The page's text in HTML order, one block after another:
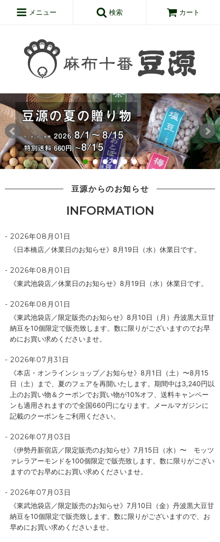
メニュー 検索 カート
豆源からのお知らせ
INFORMATION
2026年08月01日
《日本橋店／休業日のお知らせ》8月19日（水）休業日です。
2026年08月01日
《東武池袋店／休業日のお知らせ》8月19日（水）休業日です。
2026年08月01日
《東武池袋店／限定販売のお知らせ》8月10日（月）丹波黒大豆甘
納豆を10個限定で販売致します。数に限りがございますのでお早
めにお買い求めくださいませ。
2026年07月31日
《本店・オンラインショップ／お知らせ》8月1日（土）〜8月15
日（土）まで、夏のフェアを再開いたします。期間中は3,240円以
上のお買い物＆クーポンでお買い物が10%オフ、送料キャンペー
ンも適用されますので全国660円になります。メールマガジンに
記載のクーポンをご利用ください。
2026年07月03日
《伊勢丹新宿店／限定販売のお知らせ》7月15日（水）〜 モッツ
ァレラアーモンドを100個限定で販売致します。数に限りがござい
ますのでお早めにお買い求めくださいませ。
2026年07月03日
《東武池袋店／限定販売のお知らせ》7月10日（金）丹波黒大豆甘
納豆を10個限定で販売致します。数に限りがございますので、お
早めにお買い求めくださいませ。